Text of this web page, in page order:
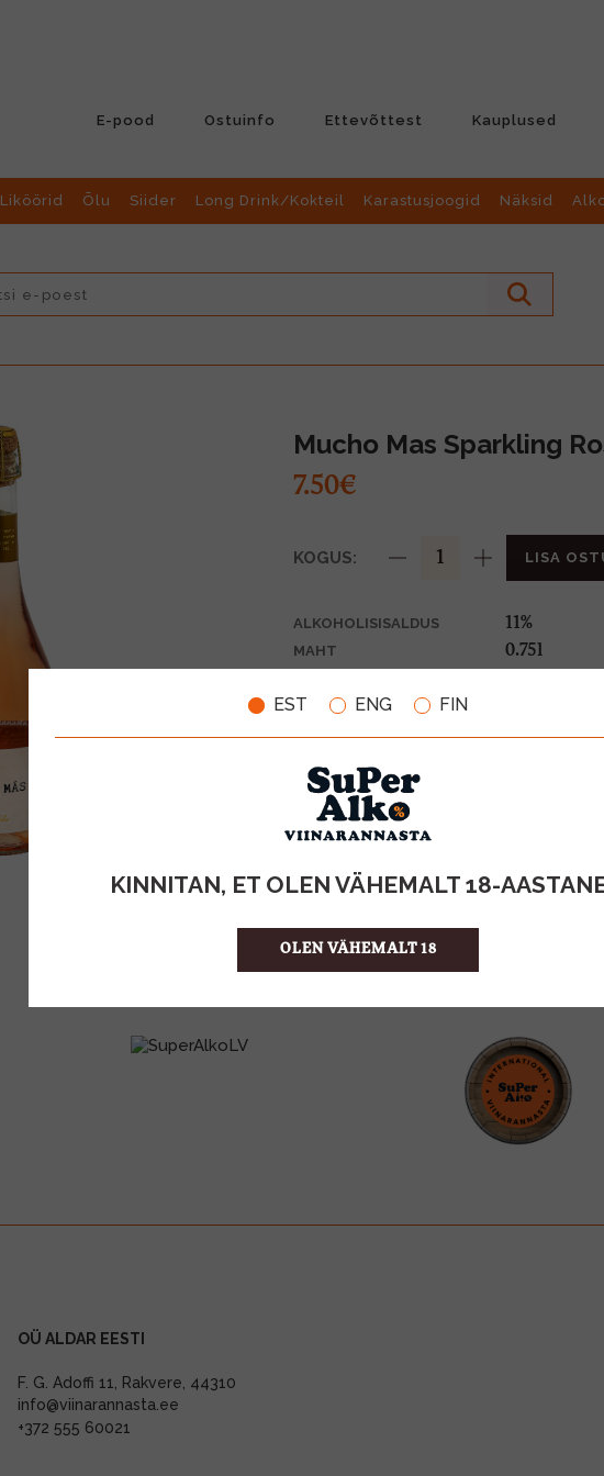
EST ENG FIN
KINNITAN, ET OLEN VÄHEMALT 18-
OLEN VÄHEMALT 18
E-pood Ostuinfo Ettevõttest Kauplused
Liköörid Õlu Siider Long Drink/Kokteil Karastusjoogid Näksid
Mucho Mas Sparkling
7.50€
KOGUS: LISA
ALKOHOLISISALDUS 11%
MAHT 0.75l
TOOTE LIIK
ÜHIKU HIND
KOGUS KASTIS
OÜ ALDAR EESTI
F. G. Adoffi 11, Rakvere, 44310
info@viinarannasta.ee
+372 555 60021